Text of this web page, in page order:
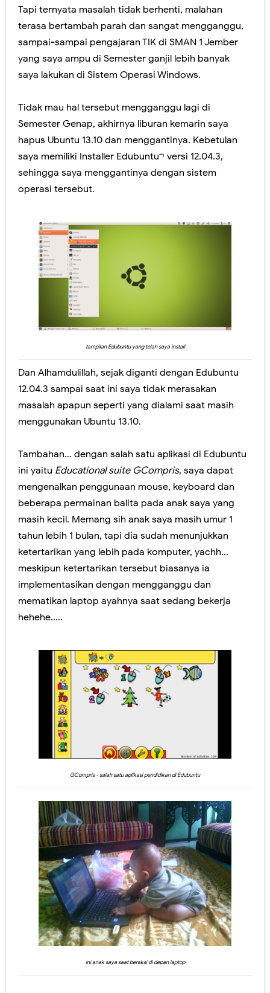
Cara Melihat Pengumuman Hasil UTBK SNBT 2025, Link dan Laman Mirrornya.
Yuk ikuti Konferensi Pers Pengumuman SNBT 2025
Kamis, 6 Agustus
Tapi ternyata masalah tidak berhenti, malahan
terasa bertambah parah dan sangat mengganggu,
sampai-sampai pengajaran TIK di SMAN 1 Jember
yang saya ampu di Semester ganjil lebih banyak
saya lakukan di Sistem Operasi Windows.
Tidak mau hal tersebut mengganggu lagi di
Semester Genap, akhirnya liburan kemarin saya
hapus Ubuntu 13.10 dan menggantinya. Kebetulan
saya memiliki Installer Edubuntu**) versi 12.04.3,
sehingga saya menggantinya dengan sistem
operasi tersebut.
tampilan Edubuntu yang telah saya install
Dan Alhamdulillah, sejak diganti dengan Edubuntu
12.04.3 sampai saat ini saya tidak merasakan
masalah apapun seperti yang dialami saat masih
menggunakan Ubuntu 13.10.
Tambahan... dengan salah satu aplikasi di Edubuntu
ini yaitu Educational suite GCompris, saya dapat
mengenalkan penggunaan mouse, keyboard dan
beberapa permainan balita pada anak saya yang
masih kecil. Memang sih anak saya masih umur 1
tahun lebih 1 bulan, tapi dia sudah menunjukkan
ketertarikan yang lebih pada komputer, yachh...
meskipun ketertarikan tersebut biasanya ia
implementasikan dengan mengganggu dan
mematikan laptop ayahnya saat sedang bekerja
hehehe.....
GCompris - salah satu aplikasi pendidikan di Edubuntu
ini anak saya saat beraksi di depan laptop